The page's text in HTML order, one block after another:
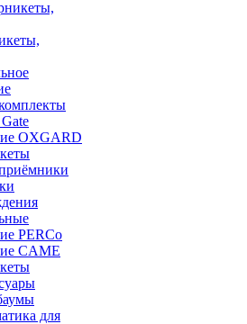
OXGARD
PERCo
CAME
для